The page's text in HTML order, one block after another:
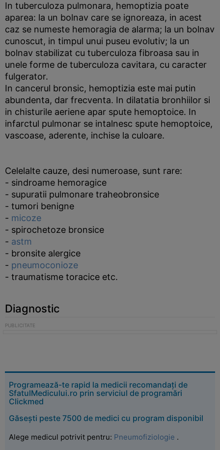
In tuberculoza pulmonara, hemoptizia poate
aparea: la un bolnav care se ignoreaza, in acest
caz se numeste hemoragia de alarma; la un bolnav
cunoscut, in timpul unui puseu evolutiv; la un
bolnav stabilizat cu tuberculoza fibroasa sau in
unele forme de tuberculoza cavitara, cu caracter
fulgerator.
In cancerul bronsic, hemoptizia este mai putin
abundenta, dar frecventa. In dilatatia bronhiilor si
in chisturile aeriene apar spute hemoptoice. In
infarctul pulmonar se intalnesc spute hemoptoice,
vascoase, aderente, inchise la culoare.
Celelalte cauze, desi numeroase, sunt rare:
- sindroame hemoragice
- supuratii pulmonare traheobronsice
- tumori benigne
- micoze
- spirochetoze bronsice
- astm
- bronsite alergice
- pneumoconioze
- traumatisme toracice etc.
Diagnostic
Programează-te rapid la medicii recomandați de
SfatulMedicului.ro prin serviciul de programări
Clickmed
Găsești peste 7500 de medici cu program disponibil
Alege medicul potrivit pentru: Pneumofiziologie .